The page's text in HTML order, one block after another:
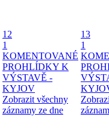
12
1
KOMENTOVANÉ
PROHLÍDKY K
VÝSTAVĚ -
KYJOV
Zobrazit všechny
záznamy ze dne
13
1